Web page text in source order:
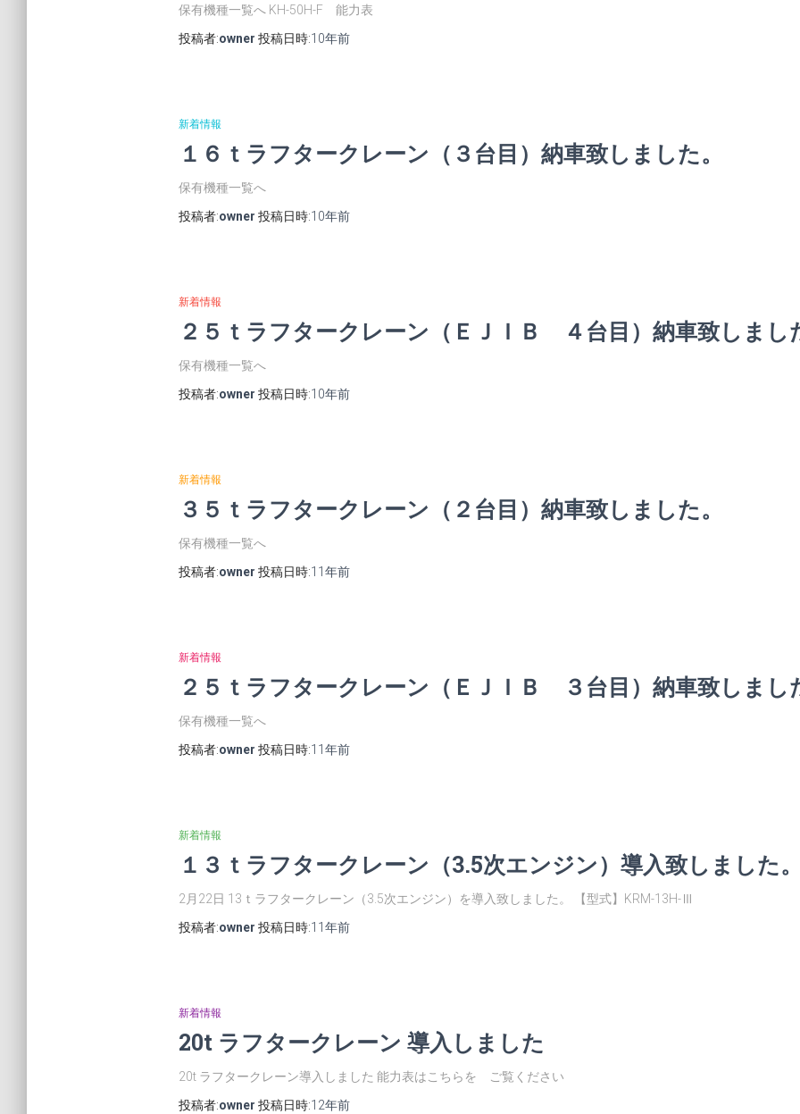
保有機種一覧へ KH-50H-F 能力表
投稿者:owner 投稿日時:10年前
新着情報
１６ｔラフタークレーン（３台目）納車致しました。
保有機種一覧へ
投稿者:owner 投稿日時:10年前
新着情報
２５ｔラフタークレーン（ＥＪＩＢ ４台目）納車致しまし
保有機種一覧へ
投稿者:owner 投稿日時:10年前
新着情報
３５ｔラフタークレーン（２台目）納車致しました。
保有機種一覧へ
投稿者:owner 投稿日時:11年前
新着情報
２５ｔラフタークレーン（ＥＪＩＢ ３台目）納車致しまし
保有機種一覧へ
投稿者:owner 投稿日時:11年前
新着情報
１３ｔラフタークレーン（3.5次エンジン）導入致しました
2月22日 13ｔラフタークレーン（3.5次エンジン）を導入致しました。 【型式】KRM-13H-Ⅲ
投稿者:owner 投稿日時:11年前
新着情報
20t ラフタークレーン 導入しました
20t ラフタークレーン導入しました 能力表はこちらを ご覧ください
投稿者:owner 投稿日時:12年前